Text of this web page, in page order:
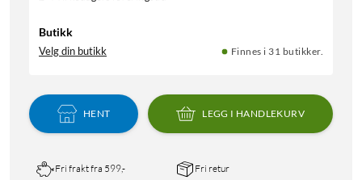
Butikk
Velg din butikk Finnes i 31 butikker.
HENT LEGG I HANDLEKURV
Fri frakt fra 599,- Fri retur